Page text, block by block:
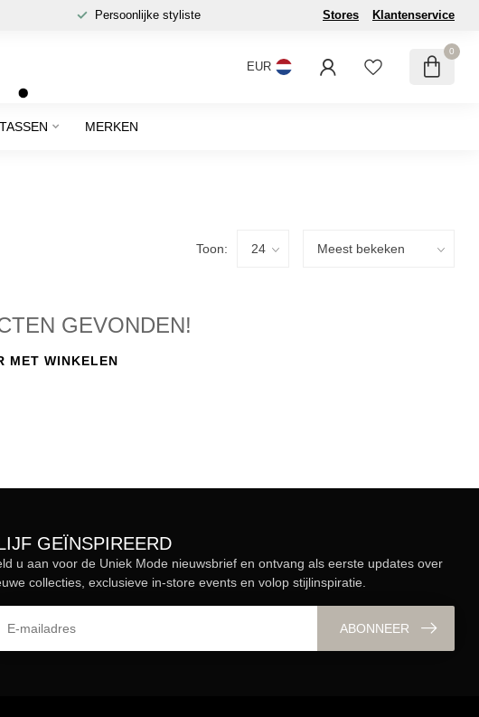
Persoonlijke styliste Stores Klantenservice
EUR
0
MERKEN
Toon:
GEVONDEN!
MET WINKELEN
GEÏNSPIREERD
u aan voor de Uniek Mode nieuwsbrief en ontvang als eerste updates over
collecties, exclusieve in-store events en volop stijlinspiratie.
ABONNEER